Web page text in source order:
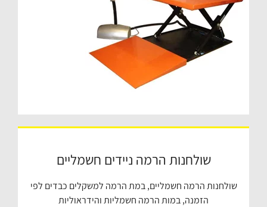
שולחנות הרמה ניידים חשמליים
שולחנות הרמה חשמליים, במת הרמה למשקלים כבדים לפי
הזמנה, במות הרמה חשמליות והידראוליות